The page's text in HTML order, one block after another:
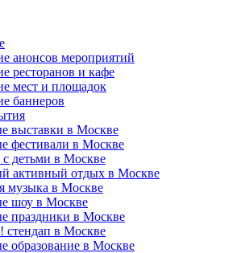
анонсов мероприятий
ресторанов и кафе
мест и площадок
баннеров
выставки в Москве
фестивали в Москве
с детьми в Москве
активный отдых в Москве
музыка в Москве
шоу в Москве
праздники в Москве
стендап в Москве
образование в Москве